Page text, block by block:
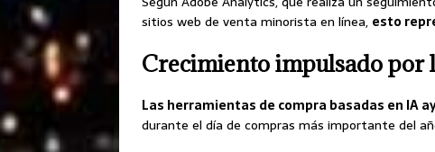
sitios web de venta minorista en línea, esto
Crecimiento impulsado por
Las herramientas de compra basadas en IA
durante el día de compras más importante del